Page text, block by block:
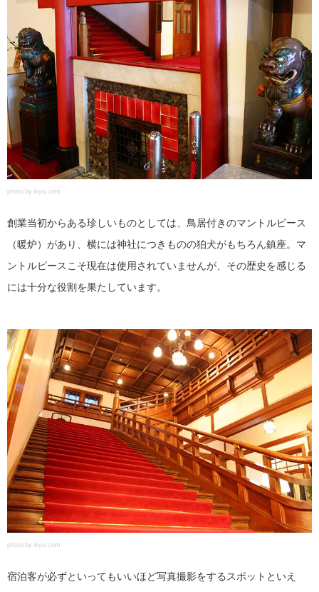
photo by ikyu.com
創業当初からある珍しいものとしては、鳥居付きのマントルピース
（暖炉）があり、横には神社につきものの狛犬がもちろん鎮座。マ
ントルピースこそ現在は使用されていませんが、その歴史を感じる
には十分な役割を果たしています。
photo by ikyu.com
宿泊客が必ずといってもいいほど写真撮影をするスポットといえ